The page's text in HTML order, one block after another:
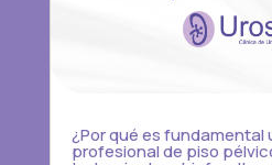
¿Por qué es fundamental
profesional de piso